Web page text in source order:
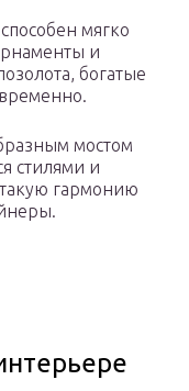
мягко
и
богатые
мостом
стилями и
гармонию